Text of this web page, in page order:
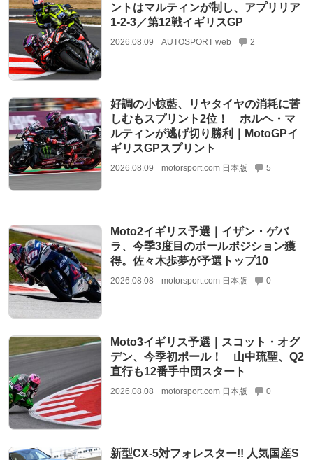
ントはマルティンが制し、アプリリア
1-2-3／第12戦イギリスGP
2026.08.09 AUTOSPORT web 2
好調の小椋藍、リヤタイヤの消耗に苦
しむもスプリント2位！ ホルヘ・マ
ルティンが逃げ切り勝利｜MotoGPイ
ギリスGPスプリント
2026.08.09 motorsport.com 日本版 5
Moto2イギリス予選｜イザン・ゲバ
ラ、今季3度目のポールポジション獲
得。佐々木歩夢が予選トップ10
2026.08.08 motorsport.com 日本版 0
Moto3イギリス予選｜スコット・オグ
デン、今季初ポール！ 山中琉聖、Q2
直行も12番手中団スタート
2026.08.08 motorsport.com 日本版 0
新型CX-5対フォレスター!! 人気国産S